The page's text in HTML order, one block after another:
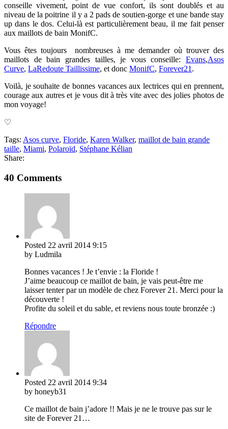
conseille vivement, point de vue confort, ils sont doublés et au
niveau de la poitrine il y a 2 pads de soutien-gorge et une bande stay
up dans le dos. Celui-là est particulièrement beau, il me fait penser
aux maillots de bain MonifC.
Vous êtes toujours nombreuses à me demander où trouver des
maillots de bain grandes tailles, je vous conseille: Evans,Asos
Curve, LaRedoute Taillissime, et donc MonifC, Forever21 .
Voilà, je souhaite de bonnes vacances aux lectrices qui en prennent,
courage aux autres et je vous dit à très vite avec des jolies photos de
mon voyage!
♡
Tags: Asos curve, Floride, Karen Walker, maillot de bain grande
taille, Miami, Polaroïd, Stéphane Kélian
Share:
40 Comments
Posted 22 avril 2014 9:15
by Ludmila
Bonnes vacances ! Je t’envie : la Floride !
J’aime beaucoup ce maillot de bain, je vais peut-être me
laisser tenter par un modèle de chez Forever 21. Merci pour la
découverte !
Profite du soleil et du sable, et reviens nous toute bronzée :)
Répondre
Posted 22 avril 2014 9:34
by honeyb31
Ce maillot de bain j’adore !! Mais je ne le trouve pas sur le
site de Forever 21…